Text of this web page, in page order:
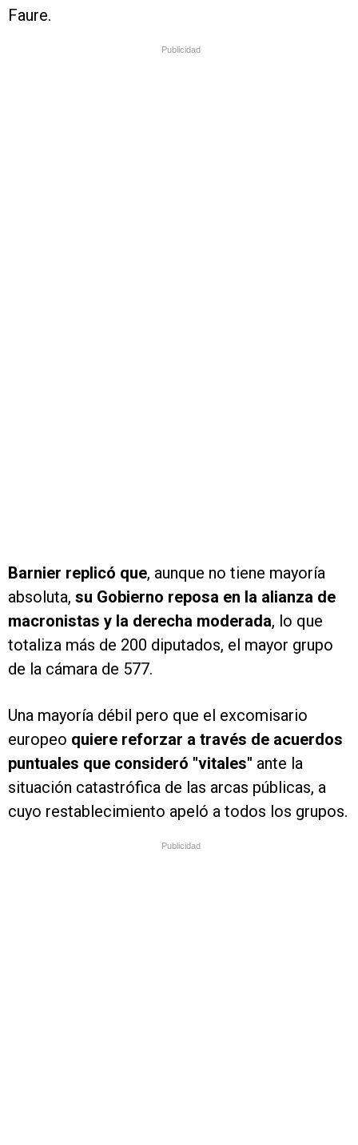
Faure.
Publicidad
Barnier replicó que, aunque no tiene mayoría
absoluta, su Gobierno reposa en la alianza de
macronistas y la derecha moderada, lo que
totaliza más de 200 diputados, el mayor grupo
de la cámara de 577.
Una mayoría débil pero que el excomisario
europeo quiere reforzar a través de acuerdos
puntuales que consideró "vitales" ante la
situación catastrófica de las arcas públicas, a
cuyo restablecimiento apeló a todos los grupos.
Publicidad